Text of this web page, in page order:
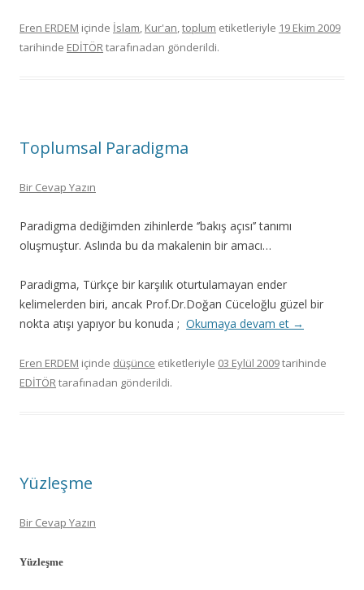
Eren ERDEM içinde İslam, Kur'an,toplum etiketleriyle 19 Ekim 2009
tarihinde EDİTÖRtarafınadan gönderildi.
Toplumsal Paradigma
Bir Cevap Yazın
Paradigma dediğimden zihinlerde ‘’bakış açısı’’ tanımı
oluşmuştur. Aslında bu da makalenin bir amacı…
Paradigma, Türkçe bir karşılık oturtulamayan ender
kelimelerden biri, ancak Prof.Dr.Doğan Cüceloğlu güzel bir
nokta atışı yapıyor bu konuda ; Okumaya devam et →
Eren ERDEM içinde düşünce etiketleriyle 03 Eylül 2009tarihinde
EDİTÖRtarafınadan gönderildi.
Yüzleşme
Bir Cevap Yazın
Yüzleşme